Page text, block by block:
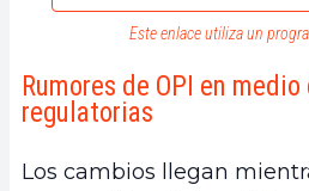
Este enlace utiliza un
Rumores de OPI en
regulatorias
Los cambios llegan